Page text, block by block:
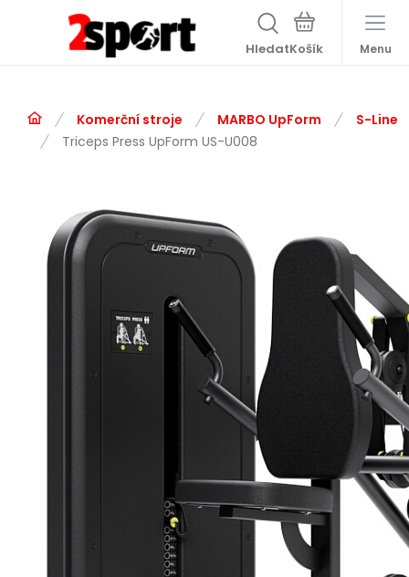
Hledat Menu
Komerční stroje MARBO UpForm
S-Line
Triceps Press UpForm US-U008